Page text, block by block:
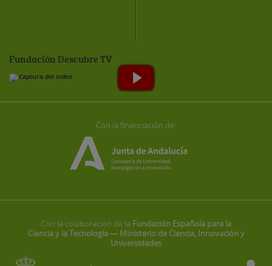
Fundación Descubre TV
Con la financiación de:
Con la colaboración de la Fundación Española para la
Ciencia y la Tecnología — Ministerio de Ciencia, Innovación y
Universidades